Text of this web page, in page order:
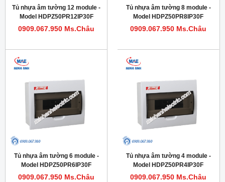
Tủ nhựa âm tường 12 module -
Model HDPZ50PR12IP30F
0909.067.950 Ms.Châu
Tủ nhựa âm tường 8 module -
Model HDPZ50PR8IP30F
0909.067.950 Ms.Châu
Tủ nhựa âm tường 6 module -
Model HDPZ50PR6IP30F
0909.067.950 Ms.Châu
Tủ nhựa âm tường 4 module -
Model HDPZ50PR4IP30F
0909.067.950 Ms.Châu